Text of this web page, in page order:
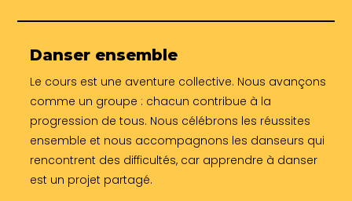
Danser ensemble
Le cours est une aventure collective. Nous avançons
comme un groupe : chacun contribue à la
progression de tous. Nous célébrons les réussites
ensemble et nous accompagnons les danseurs qui
rencontrent des difficultés, car apprendre à danser
est un projet partagé.